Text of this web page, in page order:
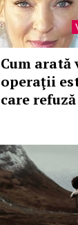
Cum arată
operaţii
care